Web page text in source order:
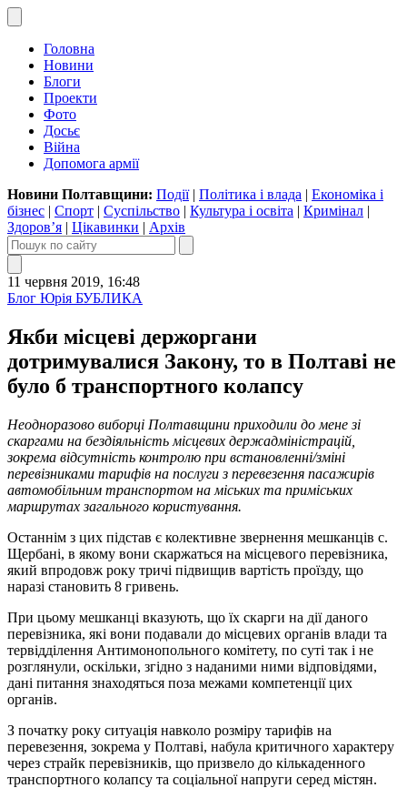
Головна
Новини
Блоги
Проекти
Фото
Досьє
Війна
Допомога армії
Новини Полтавщини: Події| Політика і влада | Економіка і
бізнес | Спорт | Суспільство | Культура і освіта | Кримінал |
Здоров’я | Цікавинки | Архів
11 червня 2019, 16:48
Блог Юрія БУБЛИКА
Якби місцеві держоргани
дотримувалися Закону, то в Полтаві не
було б транспортного колапсу
Неодноразово виборці Полтавщини приходили до мене зі
скаргами на бездіяльність місцевих держадміністрацій,
зокрема відсутність контролю при встановленні/зміні
перевізниками тарифів на послуги з перевезення пасажирів
автомобільним транспортом на міських та приміських
маршрутах загального користування.
Останнім з цих підстав є колективне звернення мешканців с.
Щербані, в якому вони скаржаться на місцевого перевізника,
який впродовж року тричі підвищив вартість проїзду, що
наразі становить 8 гривень.
При цьому мешканці вказують, що їх скарги на дії даного
перевізника, які вони подавали до місцевих органів влади та
тервідділення Антимонопольного комітету, по суті так і не
розглянули, оскільки, згідно з наданими ними відповідями,
дані питання знаходяться поза межами компетенції цих
органів.
З початку року ситуація навколо розміру тарифів на
перевезення, зокрема у Полтаві, набула критичного характеру
через страйк перевізників, що призвело до кількаденного
транспортного колапсу та соціальної напруги серед містян.